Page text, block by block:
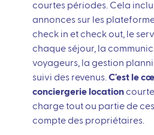
courtes périodes. Cela
annonces sur les
check in et check out, le
chaque séjour, la
voyageurs, la gestion
suivi des revenus.C'est le
conciergerie location
charge tout ou partie de
compte des propriétaires.